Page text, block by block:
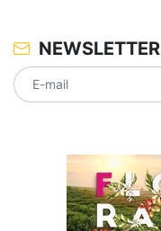
NEWSLETTER